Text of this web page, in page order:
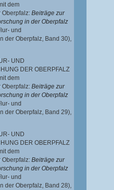
dem
Oberpfalz: Beiträge zur
in der Oberpfalz
und
der Oberpfalz, Band 30),
UND
DER OBERPFALZ
dem
Oberpfalz: Beiträge zur
in der Oberpfalz
und
der Oberpfalz, Band 29),
UND
DER OBERPFALZ
dem
Oberpfalz: Beiträge zur
in der Oberpfalz
und
der Oberpfalz, Band 28),